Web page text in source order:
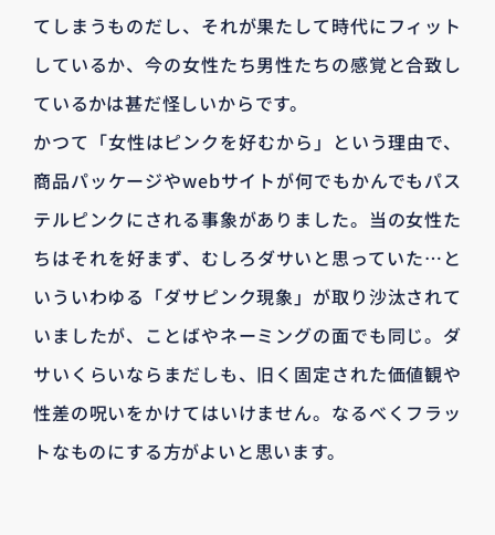
てしまうものだし、それが果たして時代にフィット
しているか、今の女性たち男性たちの感覚と合致し
ているかは甚だ怪しいからです。
かつて「女性はピンクを好むから」という理由で、
商品パッケージやwebサイトが何でもかんでもパス
テルピンクにされる事象がありました。当の女性た
ちはそれを好まず、むしろダサいと思っていた…と
いういわゆる「ダサピンク現象」が取り沙汰されて
いましたが、ことばやネーミングの面でも同じ。ダ
サいくらいならまだしも、旧く固定された価値観や
性差の呪いをかけてはいけません。なるべくフラッ
トなものにする方がよいと思います。